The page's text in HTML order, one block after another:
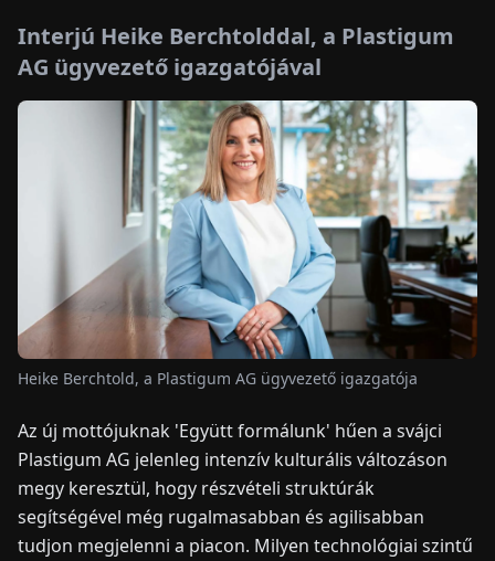
PAPÍR
ENDEFRESITNLPLHU
KAPCSOLAT
Interjú Heike Berchtolddal, a Plastigum
AG ügyvezető igazgatójával
Heike Berchtold, a Plastigum AG ügyvezető igazgatója
Az új mottójuknak 'Együtt formálunk' hűen a svájci
Plastigum AG jelenleg intenzív kulturális változáson
megy keresztül, hogy részvételi struktúrák
segítségével még rugalmasabban és agilisabban
tudjon megjelenni a piacon. Milyen technológiai szintű